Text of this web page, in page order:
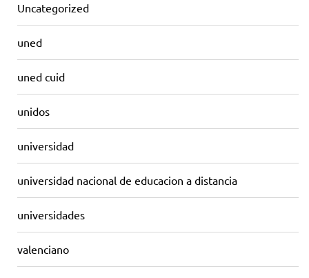
Uncategorized
uned
uned cuid
unidos
universidad
universidad nacional de educacion a distancia
universidades
valenciano